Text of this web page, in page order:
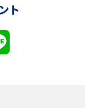
を徹底比較
移行方法をわかり
ト